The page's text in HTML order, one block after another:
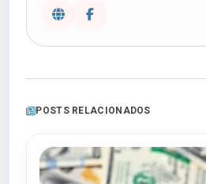
POSTS RELACIONADOS